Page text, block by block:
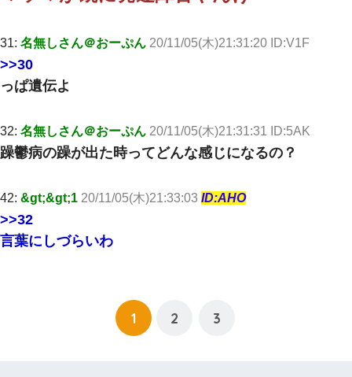
31: 名無しさん＠おーぷん 20/11/05(木)21:31:20 ID:V1F
>>30
っぱ遺伝よ
32: 名無しさん＠おーぷん 20/11/05(木)21:31:31 ID:5AK
躁鬱病の躁が出た時ってどんな感じになるの？
42: &gt;&gt;1 20/11/05(木)21:33:03 ID:AHO
>>32
言葉にしづらいわ
1 2 3